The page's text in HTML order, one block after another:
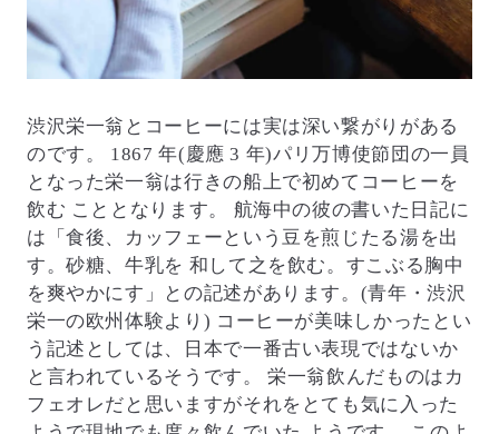
渋沢栄一翁とコーヒーには実は深い繋がりがある
のです。 1867 年(慶應 3 年)パリ万博使節団の一員
となった栄一翁は行きの船上で初めてコーヒーを
飲む こととなります。 航海中の彼の書いた日記に
は「食後、カッフェーという豆を煎じたる湯を出
す。砂糖、牛乳を 和して之を飲む。すこぶる胸中
を爽やかにす」との記述があります。(青年・渋沢
栄一の欧州体験より) コーヒーが美味しかったとい
う記述としては、日本で一番古い表現ではないか
と言われているそうです。 栄一翁飲んだものはカ
フェオレだと思いますがそれをとても気に入った